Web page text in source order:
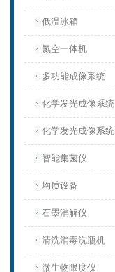
低温冰箱
氮空一体机
多功能成像系统
化学发光成像系统
化学发光成像系统
智能集菌仪
均质设备‌
石墨消解仪
清洗消毒洗瓶机
微生物限度仪